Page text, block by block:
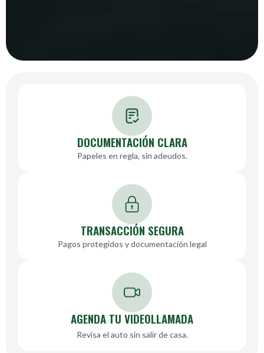
DOCUMENTACIÓN CLARA
Papeles en regla, sin adeudos.
TRANSACCIÓN SEGURA
Pagos protegidos y documentación legal
AGENDA TU VIDEOLLAMADA
Revisa el auto sin salir de casa.